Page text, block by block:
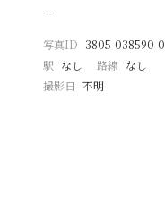
−
写真ID 3805-038590-0
駅 なし 路線 なし
撮影日
不明